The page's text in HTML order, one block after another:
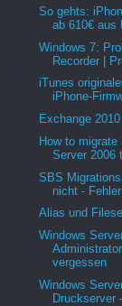
So gehts:
ab 610€ aus
Windows 7:
Recorder |
iTunes
iPhone-
Exchange
How to
Server 2006
SBS
nicht -
Alias und
Windows
vergessen
Windows
Druckserver